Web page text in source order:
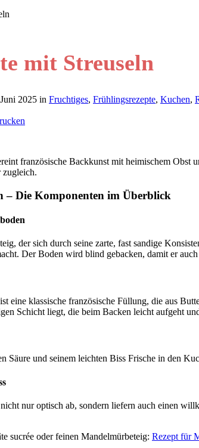
mit Streuseln
2025 in Fruchtiges, Frühlingsrezepte, Kuchen,
französische Backkunst mit heimischem
zugleich.
– Die Komponenten im Überblick
der sich durch seine zarte, fast sandige
Der Boden wird blind gebacken, damit er
eine klassische französische Füllung, die aus
Schicht liegt, die beim Backen leicht aufgeht
Säure und seinem leichten Biss Frische in den
nur optisch ab, sondern liefern auch einen
sucrée oder feinen Mandelmürbeteig: Rezept für